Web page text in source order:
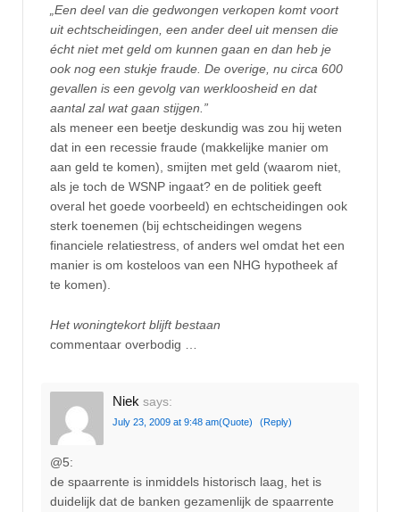
„Een deel van die gedwongen verkopen komt voort
uit echtscheidingen, een ander deel uit mensen die
écht niet met geld om kunnen gaan en dan heb je
ook nog een stukje fraude. De overige, nu circa 600
gevallen is een gevolg van werkloosheid en dat
aantal zal wat gaan stijgen.”
als meneer een beetje deskundig was zou hij weten
dat in een recessie fraude (makkelijke manier om
aan geld te komen), smijten met geld (waarom niet,
als je toch de WSNP ingaat? en de politiek geeft
overal het goede voorbeeld) en echtscheidingen ook
sterk toenemen (bij echtscheidingen wegens
financiele relatiestress, of anders wel omdat het een
manier is om kosteloos van een NHG hypotheek af
te komen).
Het woningtekort blijft bestaan
commentaar overbodig …
Niek says:
July 23, 2009 at 9:48 am(Quote) (Reply)
@5:
de spaarrente is inmiddels historisch laag, het is
duidelijk dat de banken gezamenlijk de spaarrente